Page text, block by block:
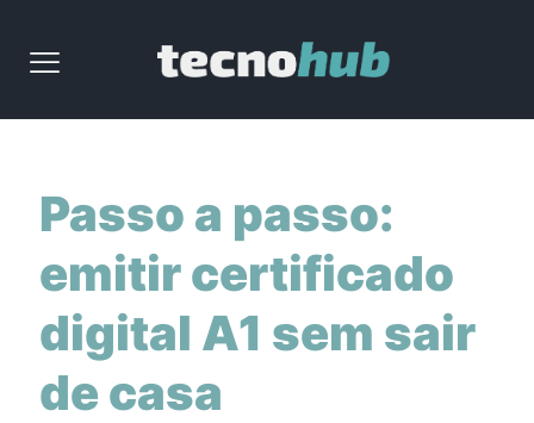
Passo a passo:
emitir certificado
digital A1 sem sair
de casa